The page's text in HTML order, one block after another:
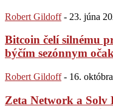
Robert Gildoff - 23. júna
Bitcoin čelí silnému
býčím sezónnym
Robert Gildoff - 16.
Zeta Network a